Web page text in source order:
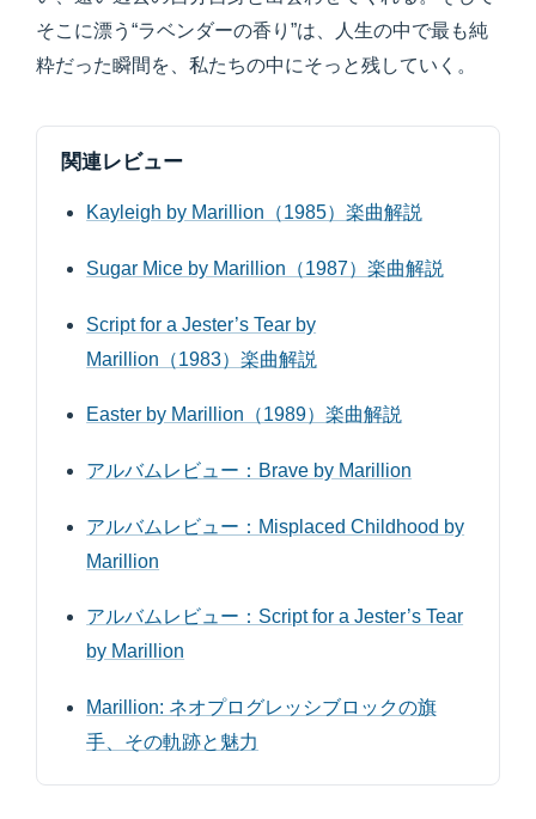
そこに漂う“ラベンダーの香り”は、人生の中で最も純
粋だった瞬間を、私たちの中にそっと残していく。
関連レビュー
Kayleigh by Marillion（1985）楽曲解説
Sugar Mice by Marillion（1987）楽曲解説
Script for a Jester’s Tear by
Marillion（1983）楽曲解説
Easter by Marillion（1989）楽曲解説
アルバムレビュー：Brave by Marillion
アルバムレビュー：Misplaced Childhood by
Marillion
アルバムレビュー：Script for a Jester’s Tear
by Marillion
Marillion: ネオプログレッシブロックの旗
手、その軌跡と魅力